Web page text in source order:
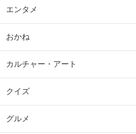
エンタメ
おかね
カルチャー・アート
クイズ
グルメ